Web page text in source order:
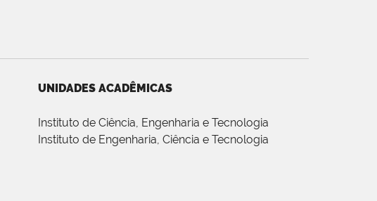
UNIDADES ACADÊMICAS
Instituto de Ciência, Engenharia e Tecnologia
Instituto de Engenharia, Ciência e Tecnologia